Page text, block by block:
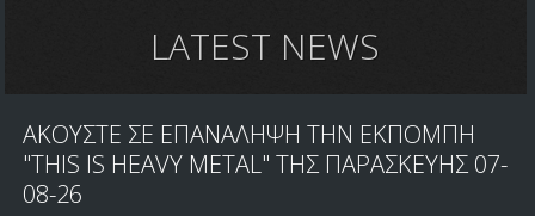
OF
THE
LATEST NEWS
ΑΚΟΥΣΤΕ ΣΕ ΕΠΑΝΑΛΗΨΗ ΤΗΝ ΕΚΠΟΜΠΗ
"THIS IS HEAVY METAL" ΤΗΣ ΠΑΡΑΣΚΕΥΗΣ 07-
08-26